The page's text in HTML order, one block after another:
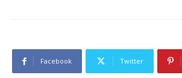
Facebook Twitter